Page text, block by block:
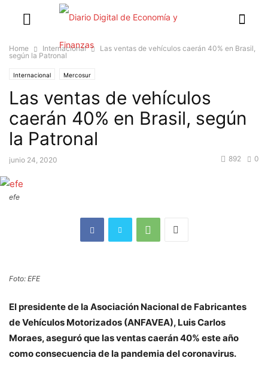
Home Internacional
Las ventas de vehículos caerán 40% en Brasil,
según la Patronal
Internacional Mercosur
Las ventas de vehículos
caerán 40% en Brasil, según
la Patronal
junio 24, 2020 0
892
efe
Foto: EFE
El presidente de la Asociación Nacional de Fabricantes
de Vehículos Motorizados (ANFAVEA), Luis Carlos
Moraes, aseguró que las ventas caerán 40% este año
como consecuencia de la pandemia del coronavirus.